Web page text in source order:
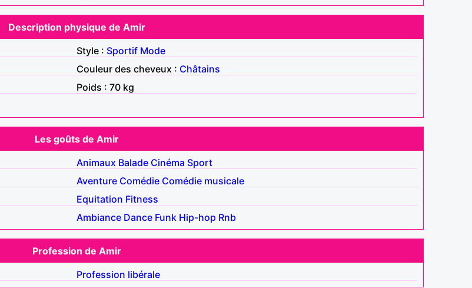
Description physique de Amir
Style : Sportif Mode
Couleur des cheveux : Châtains
Poids : 70 kg
Les goûts de Amir
Animaux Balade Cinéma Sport
Aventure Comédie Comédie musicale
Equitation Fitness
Ambiance Dance Funk Hip-hop Rnb
Profession de Amir
Profession libérale